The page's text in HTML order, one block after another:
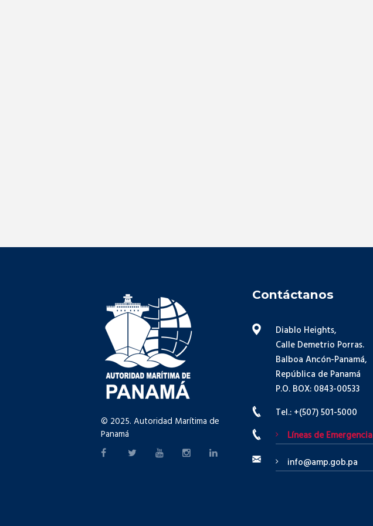
© 2025. Autoridad Marítima de
Panamá
Contáctanos
Diablo Heights,
Calle Demetrio Porras.
Balboa Ancón-Panamá,
República de Panamá
P.O. BOX: 0843-00533
Tel.: +(507) 501-5000
Líneas de Emergencia
info@amp.gob.pa